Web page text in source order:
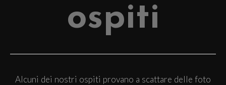
ospiti
Alcuni dei nostri ospiti provano a scattare delle foto